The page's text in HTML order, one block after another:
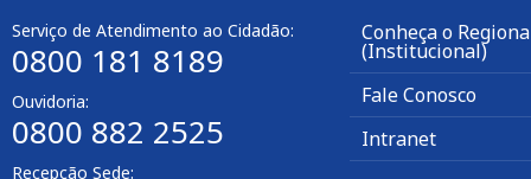
Serviço de Atendimento ao Cidadão:
0800 181 8189
Ouvidoria:
0800 882 2525
Recepção Sede:
Conheça o
(Institucional)
Fale Conosco
Intranet